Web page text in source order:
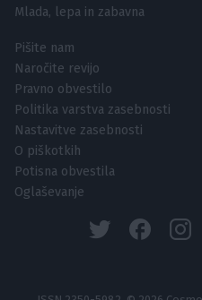
Mlada, lepa in zabavna
Pišite nam
Naročite revijo
Pravno obvestilo
Politika varstva zasebnosti
Nastavitve zasebnosti
O piškotkih
Potisna obvestila
Oglaševanje